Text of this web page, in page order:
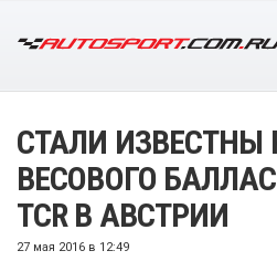
СТАЛИ ИЗВЕСТНЫ
ВЕСОВОГО
TCR В АВСТРИИ
27 мая 2016 в 12:49